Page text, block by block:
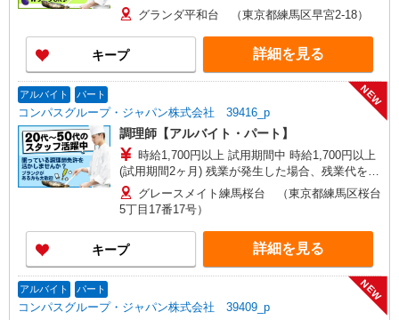
分単位で別途支給します。
グランダ平和台 （東京都練馬区早宮2-18）
キープ 詳細を見る
アルバイト パート
コンパスグループ・ジャパン株式会社 39416_p
NEW
調理師【アルバイト・パート】
時給1,700円以上 試用期間中 時給1,700円以上
(試用期間2ヶ月) 残業が発生した場合、残業代を1
分単位で別途支給します。
グレースメイト練馬桜台 （東京都練馬区桜台
5丁目17番17号）
キープ 詳細を見る
アルバイト パート
コンパスグループ・ジャパン株式会社 39409_p
NEW